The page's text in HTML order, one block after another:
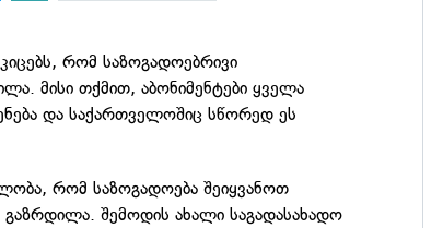
რომ საზოგადოებრივი
მისი თქმით, აბონიმენტები ყველა
და საქართველოშიც სწორედ ეს
რომ საზოგადოება შეიყვანოთ
შემოდის ახალი საგადასახადო